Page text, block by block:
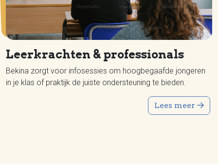
Leerkrachten & professionals
Bekina zorgt voor infosessies om hoogbegaafde jongeren
in je klas of praktijk de juiste ondersteuning te bieden.
Lees meer